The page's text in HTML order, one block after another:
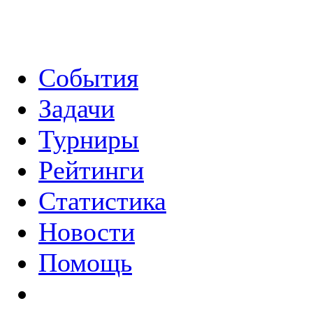
События
Задачи
Турниры
Рейтинги
Статистика
Новости
Помощь